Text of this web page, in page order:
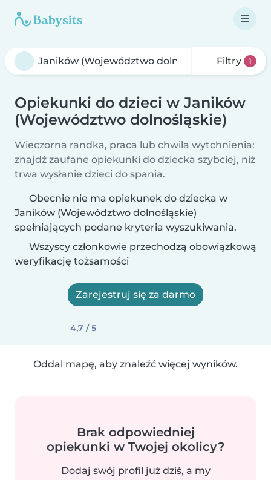
Filtry 1
Opiekunki do dzieci w Janików
(Województwo dolnośląskie)
Wieczorna randka, praca lub chwila wytchnienia:
znajdź zaufane opiekunki do dziecka szybciej, niż
trwa wysłanie dzieci do spania.
Obecnie nie ma opiekunek do dziecka w
Janików (Województwo dolnośląskie)
spełniających podane kryteria wyszukiwania.
Wszyscy członkowie przechodzą obowiązkową
weryfikację tożsamości
Zarejestruj się za darmo
4,7 / 5
Oddal mapę, aby znaleźć więcej wyników.
Brak odpowiedniej
opiekunki w Twojej okolicy?
Dodaj swój profil już dziś, a my